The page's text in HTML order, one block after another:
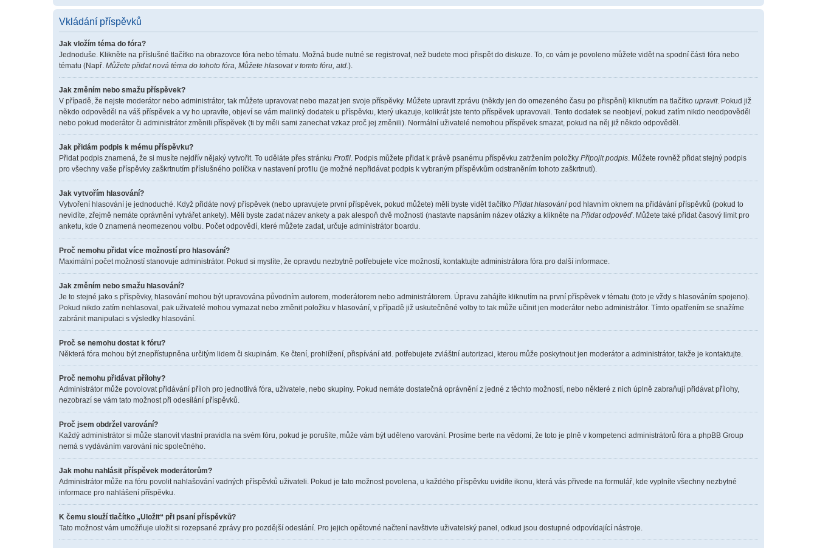
Vkládání příspěvků
Jak vložím téma do fóra?
Jednoduše. Klikněte na příslušné tlačítko na obrazovce fóra nebo tématu. Možná bude nutné se registrovat, než budete moci přispět do diskuze. To, co vám je povoleno můžete vidět na spodní části fóra nebo
tématu (Např. Můžete přidat nová téma do tohoto fóra, Můžete hlasovat v tomto fóru, atd.).
Jak změním nebo smažu příspěvek?
V případě, že nejste moderátor nebo administrátor, tak můžete upravovat nebo mazat jen svoje příspěvky. Můžete upravit zprávu (někdy jen do omezeného času po přispění) kliknutím na tlačítko upravit. Pokud již
někdo odpověděl na váš příspěvek a vy ho upravíte, objeví se vám malinký dodatek u příspěvku, který ukazuje, kolikrát jste tento příspěvek upravovali. Tento dodatek se neobjeví, pokud zatím nikdo neodpověděl
nebo pokud moderátor či administrátor změnili příspěvek (ti by měli sami zanechat vzkaz proč jej změnili). Normální uživatelé nemohou příspěvek smazat, pokud na něj již někdo odpověděl.
Jak přidám podpis k mému příspěvku?
Přidat podpis znamená, že si musíte nejdřív nějaký vytvořit. To uděláte přes stránku Profil. Podpis můžete přidat k právě psanému příspěvku zatržením položky Připojit podpis. Můžete rovněž přidat stejný podpis
pro všechny vaše příspěvky zaškrtnutím příslušného políčka v nastavení profilu (je možné nepřidávat podpis k vybraným příspěvkům odstraněním tohoto zaškrtnutí).
Jak vytvořím hlasování?
Vytvoření hlasování je jednoduché. Když přidáte nový příspěvek (nebo upravujete první příspěvek, pokud můžete) měli byste vidět tlačítko Přidat hlasování pod hlavním oknem na přidávání příspěvků (pokud to
nevidíte, zřejmě nemáte oprávnění vytvářet ankety). Měli byste zadat název ankety a pak alespoň dvě možnosti (nastavte napsáním název otázky a klikněte na Přidat odpověď. Můžete také přidat časový limit pro
anketu, kde 0 znamená neomezenou volbu. Počet odpovědí, které můžete zadat, určuje administrátor boardu.
Proč nemohu přidat více možností pro hlasování?
Maximální počet možností stanovuje administrátor. Pokud si myslíte, že opravdu nezbytně potřebujete více možností, kontaktujte administrátora fóra pro další informace.
Jak změním nebo smažu hlasování?
Je to stejné jako s příspěvky, hlasování mohou být upravována původním autorem, moderátorem nebo administrátorem. Úpravu zahájíte kliknutím na první příspěvek v tématu (toto je vždy s hlasováním spojeno).
Pokud nikdo zatím nehlasoval, pak uživatelé mohou vymazat nebo změnit položku v hlasování, v případě již uskutečněné volby to tak může učinit jen moderátor nebo administrátor. Tímto opatřením se snažíme
zabránit manipulaci s výsledky hlasování.
Proč se nemohu dostat k fóru?
Některá fóra mohou být znepřístupněna určitým lidem či skupinám. Ke čtení, prohlížení, přispívání atd. potřebujete zvláštní autorizaci, kterou může poskytnout jen moderátor a administrátor, takže je kontaktujte.
Proč nemohu přidávat přílohy?
Administrátor může povolovat přidávání příloh pro jednotlivá fóra, uživatele, nebo skupiny. Pokud nemáte dostatečná oprávnění z jedné z těchto možností, nebo některé z nich úplně zabraňují přidávat přílohy,
nezobrazí se vám tato možnost při odesílání příspěvků.
Proč jsem obdržel varování?
Každý administrátor si může stanovit vlastní pravidla na svém fóru, pokud je porušíte, může vám být uděleno varování. Prosíme berte na vědomí, že toto je plně v kompetenci administrátorů fóra a phpBB Group
nemá s vydáváním varování nic společného.
Jak mohu nahlásit příspěvek moderátorům?
Administrátor může na fóru povolit nahlašování vadných příspěvků uživateli. Pokud je tato možnost povolena, u každého příspěvku uvidíte ikonu, která vás přivede na formulář, kde vyplníte všechny nezbytné
informace pro nahlášení příspěvku.
K čemu slouží tlačítko „Uložit“ při psaní příspěvků?
Tato možnost vám umožňuje uložit si rozepsané zprávy pro pozdější odeslání. Pro jejich opětovné načtení navštivte uživatelský panel, odkud jsou dostupné odpovídající nástroje.